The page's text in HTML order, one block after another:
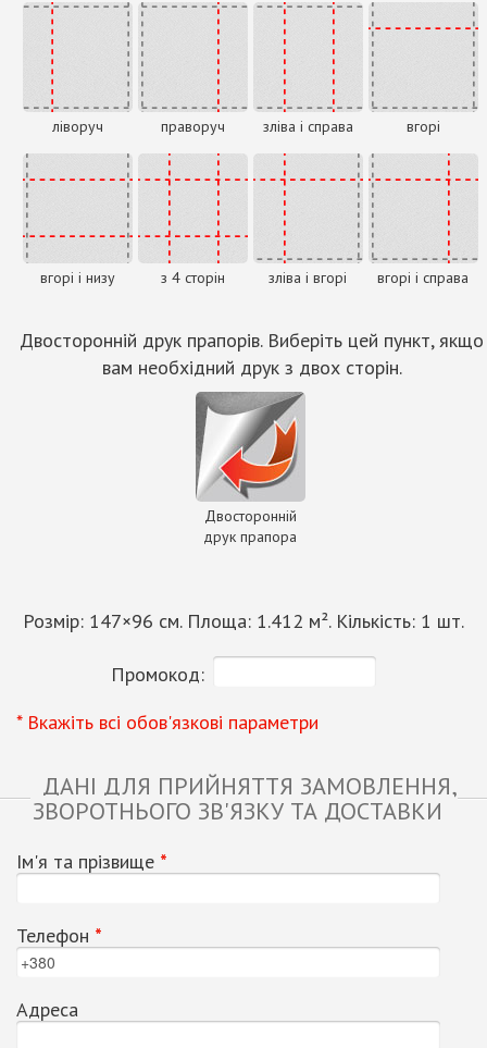
ліворуч праворуч зліва і справа вгорі
вгорі і низу з 4 сторін зліва і вгорі вгорі і справа
Двосторонній друк прапорів. Виберіть цей пункт, якщо
вам необхідний друк з двох сторін.
Двосторонній
друк прапора
Розмір: 147×96 см. Площа: 1.412 м². Кількість: 1 шт.
Промокод:
* Вкажіть всі обов'язкові параметри
ДАНІ ДЛЯ ПРИЙНЯТТЯ ЗАМОВЛЕННЯ,
ЗВОРОТНЬОГО ЗВ'ЯЗКУ ТА ДОСТАВКИ
Ім'я та прізвище *
Телефон *
Адреса